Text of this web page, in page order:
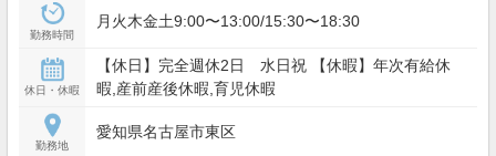
勤務時間
月火木金土9:00〜13:00/15:30〜18:30
休日・休暇
【休日】完全週休2日 水日祝 【休暇】年次有給休
暇,産前産後休暇,育児休暇
勤務地
愛知県名古屋市東区